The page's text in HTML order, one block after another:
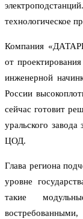
технологическое
Компания
от
инженерной
России
сейчас готовит
уральского
ЦОД.
Глава региона
уровне
такие